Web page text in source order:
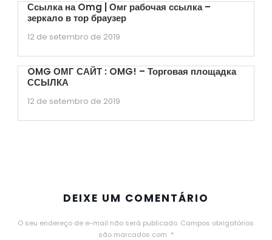
Ссылка на Omg | Омг рабочая ссылка –
зеркало в тор браузер
12 de setembro de 2019
OMG ОМГ САЙТ : OMG! – Торговая площадка
ССЫЛКА
12 de setembro de 2019
DEIXE UM COMENTÁRIO
O seu endereço de e-mail não será publicado. Campos obrigatórios
são marcados com *